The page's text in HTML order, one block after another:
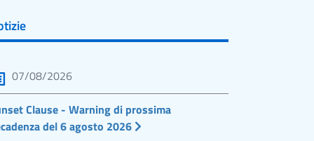
07/08/2026
Clause - Warning di prossima
del 6 agosto 2026